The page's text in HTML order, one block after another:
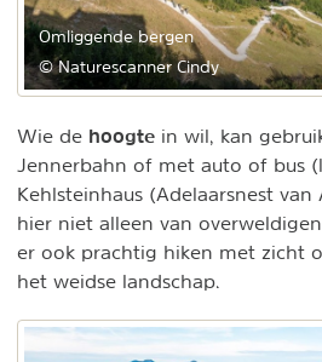
Omliggende bergen
© Naturescanner Cindy
Wie de hoogte in wil, kan
Jennerbahn of met auto of bus
Kehlsteinhaus (Adelaarsnest
hier niet alleen van
er ook prachtig hiken met zicht
het weidse landschap.